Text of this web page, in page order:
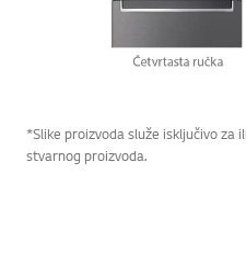
*Slike proizvoda služe isključivo za
stvarnog proizvoda.